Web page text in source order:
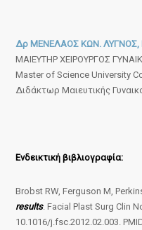
Δρ ΜΕΝΕΛΑΟΣ ΚΩΝ. ΛΥΓΝΟΣ,
ΜΑΙΕΥΤΗΡ ΧΕΙΡΟΥΡΓΟΣ
Master of Science University
Διδάκτωρ Μαιευτικής
Ενδεικτική βιβλιογραφία:
Brobst RW, Ferguson M,
results. Facial Plast Surg Clin
10.1016/j.fsc.2012.02.003.